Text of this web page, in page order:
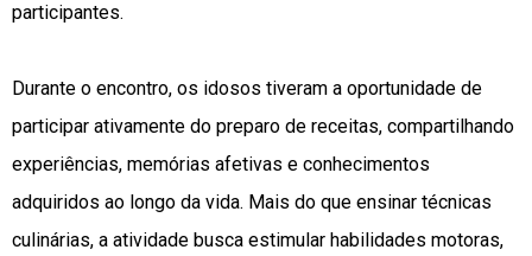
participantes.
Durante o encontro, os idosos tiveram a oportunidade de
participar ativamente do preparo de receitas, compartilhando
experiências, memórias afetivas e conhecimentos
adquiridos ao longo da vida. Mais do que ensinar técnicas
culinárias, a atividade busca estimular habilidades motoras,